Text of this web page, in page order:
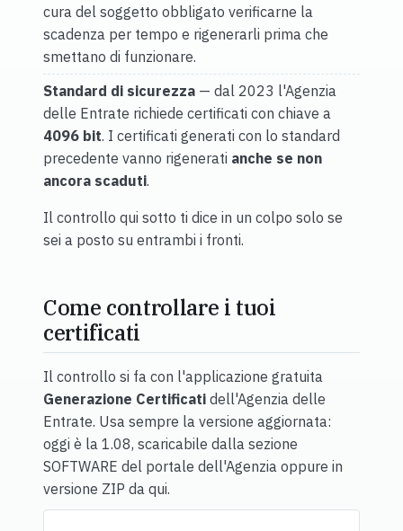
cura del soggetto obbligato verificarne la
scadenza per tempo e rigenerarli prima che
smettano di funzionare.
Standard di sicurezza — dal 2023 l'Agenzia
delle Entrate richiede certificati con chiave a
4096 bit. I certificati generati con lo standard
precedente vanno rigenerati anche se non
ancora scaduti.
Il controllo qui sotto ti dice in un colpo solo se
sei a posto su entrambi i fronti.
Come controllare i tuoi
certificati
Il controllo si fa con l'applicazione gratuita
Generazione Certificati dell'Agenzia delle
Entrate. Usa sempre la versione aggiornata:
oggi è la 1.08, scaricabile dalla sezione
SOFTWARE del portale dell'Agenzia oppure in
versione ZIP da qui.